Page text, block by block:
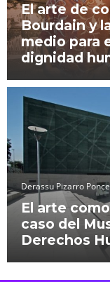
El arte de
Bourdain y
medio para
dignidad
Derassu Pizarro Ponce
El arte
caso del
Derechos